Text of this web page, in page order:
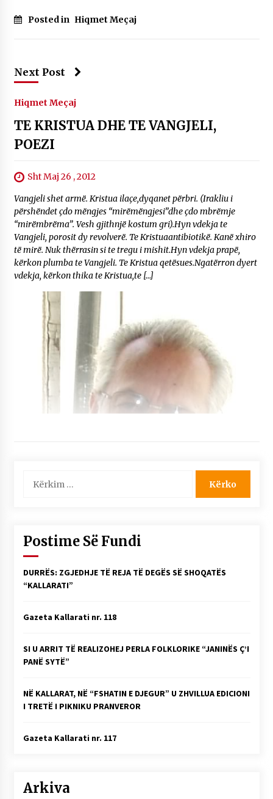
Posted in Hiqmet Meçaj
Next Post
Hiqmet Meçaj
TE KRISTUA DHE TE VANGJELI,
POEZI
Sht Maj 26 , 2012
Vangjeli shet armë. Kristua ilaçe,dyqanet përbri. (Irakliu i
përshëndet çdo mëngjes “mirëmëngjesi”dhe çdo mbrëmje
“mirëmbrëma”. Vesh gjithnjë kostum gri).Hyn vdekja te
Vangjeli, porosit dy revolverë. Te Kristuaantibiotikë. Kanë xhiro
të mirë. Nuk thërrasin si te tregu i mishit.Hyn vdekja prapë,
kërkon plumba te Vangjeli. Te Kristua qetësues.Ngatërron dyert
vdekja, kërkon thika te Kristua,te […]
për:
Postime Së Fundi
DURRËS: ZGJEDHJE TË REJA TË DEGËS SË SHOQATËS
“KALLARATI”
Gazeta Kallarati nr. 118
SI U ARRIT TË REALIZOHEJ PERLA FOLKLORIKE “JANINËS Ç’I
PANË SYTË”
NË KALLARAT, NË “FSHATIN E DJEGUR” U ZHVILLUA EDICIONI
I TRETË I PIKNIKU PRANVEROR
Gazeta Kallarati nr. 117
Arkiva